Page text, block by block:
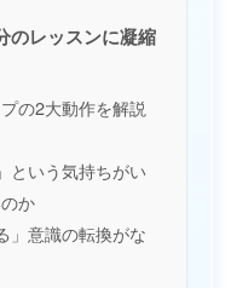
のレッスンに凝縮
の2大動作を解説
という気持ちがい
か
」意識の転換がな